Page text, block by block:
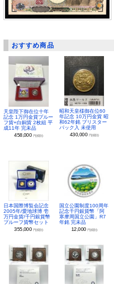
おすすめ商品
天皇陛下御在位十年
記念 1万円金貨プルー
フ貨+白銅貨 2枚組 平
成11年 完未品
458,000 円(税別)
昭和天皇様御在位60
年記念 10万円金貨 昭
和62年銘 ブリスター
パック入 未使用
430,000 円(税別)
日本国際博覧会記念
2005年/愛地球博 壱
万円金貨/千円銀貨幣
プルーフ貨幣セット
355,000 円(税別)
国立公園制度100周年
記念千円銀貨幣「阿
寒摩周国立公園」R7
年銘 完未品
12,000 円(税別)